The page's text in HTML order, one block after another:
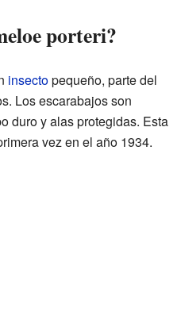
porteri?
insectopequeño, parte del
Los escarabajos son
duro y alas protegidas. Esta
vez en el año 1934.